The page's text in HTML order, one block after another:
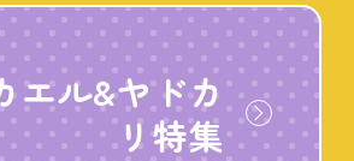
エル&ヤドカ
リ特集